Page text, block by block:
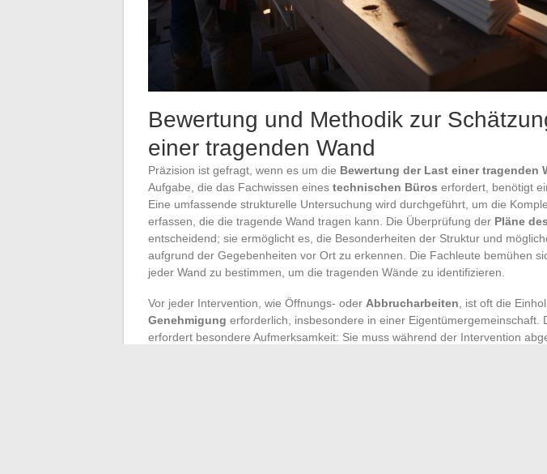
Bewertung und Methodik zur
einer tragenden Wand
Präzision ist gefragt, wenn es um die Bewertung der Last einer tragenden
Aufgabe, die das Fachwissen eines technischen Büros erfordert, benötigt
Eine umfassende strukturelle Untersuchung wird durchgeführt, um die
erfassen, die die tragende Wand tragen kann. Die Überprüfung der Pläne
entscheidend; sie ermöglicht es, die Besonderheiten der Struktur und
aufgrund der Gegebenheiten vor Ort zu erkennen. Die Fachleute bemühen
jeder Wand zu bestimmen, um die tragenden Wände zu identifizieren.
Vor jeder Intervention, wie Öffnungs- oder Abbrucharbeiten , ist oft die
Genehmigung erforderlich, insbesondere in einer Eigentümergemeinschaft.
erfordert besondere Aufmerksamkeit: Sie muss während der Intervention